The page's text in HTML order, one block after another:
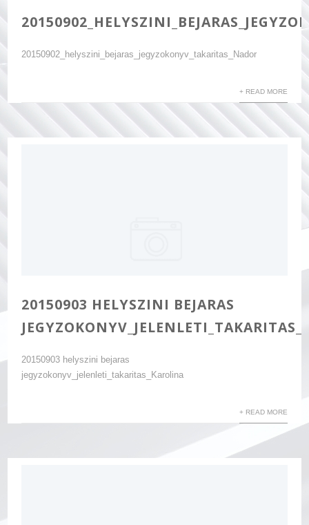
20150902_helyszini_bejaras_jegyzokonyv_takaritas_Nador
+ READ MORE
20150903 HELYSZINI BEJARAS
20150903 helyszini bejaras
jegyzokonyv_jelenleti_takaritas_Karolina
+ READ MORE